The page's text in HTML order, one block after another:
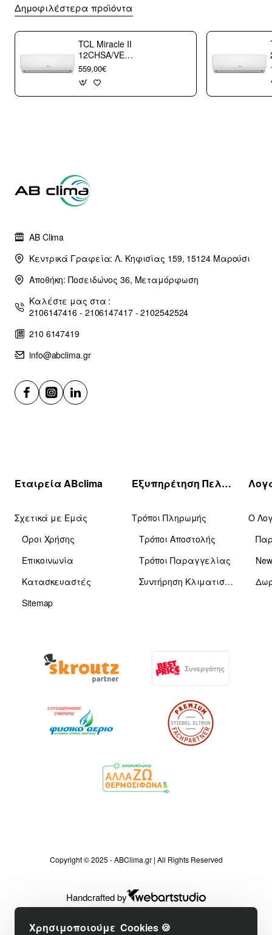
Χρησιμοποιούμε Cookies 🍪
Δημοφιλέστερα προϊόντα
TCL Miracle II
12CHSA/VE
Κλιματιστικό
Τοίχου 12000 btu/h
με WiFi A++/A+++
με 10 χρόνια
559,00€
AB Clima
Κεντρικά Γραφεία: Λ. Κηφισίας 159, 15124 Μαρούσι
Αποθήκη: Ποσειδώνος 36, Μεταμόρφωση
Καλέστε μας στα :
2106147416 - 2106147417 - 2102542524
210 6147419
info@abclima.gr
Εταιρεία ABclima
Σχετικά με Εμάς
Όροι Χρήσης
Επικοινωνία
Κατασκευαστές
Sitemap
Εξυπηρέτηση Πελατών
Τρόποι Πληρωμής
Τρόποι Αποστολής
Τρόποι Παραγγελίας
Συντήρηση Κλιματιστικών
Ο
Copyright © 2025 - ABClima.gr | All Rights Reserved
Handcrafted by
Φίλτρα προϊόντων